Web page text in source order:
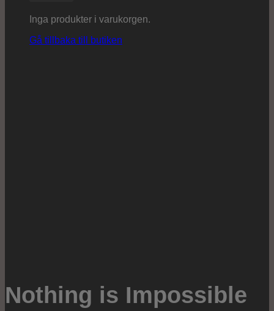
Inga produkter i varukorgen.
Gå tillbaka till butiken
Nothing is Impossible